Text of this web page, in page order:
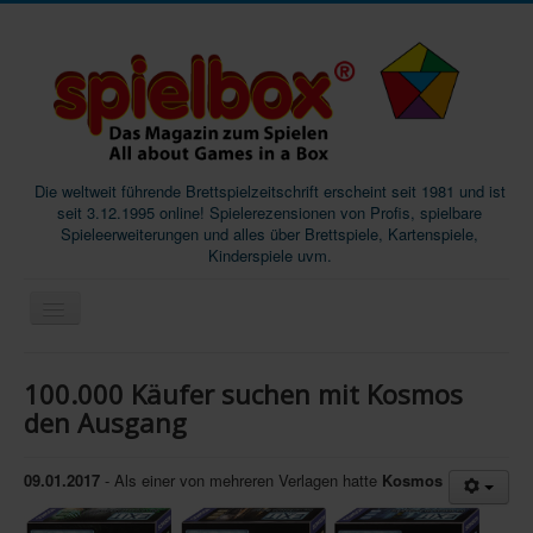
Die weltweit führende Brettspielzeitschrift erscheint seit 1981 und ist
seit 3.12.1995 online! Spielerezensionen von Profis, spielbare
Spieleerweiterungen und alles über Brettspiele, Kartenspiele,
Kinderspiele uvm.
Magazine
Podcast
100.000 Käufer suchen mit Kosmos
den Ausgang
09.01.2017 - Als einer von mehreren Verlagen hatte Kosmos